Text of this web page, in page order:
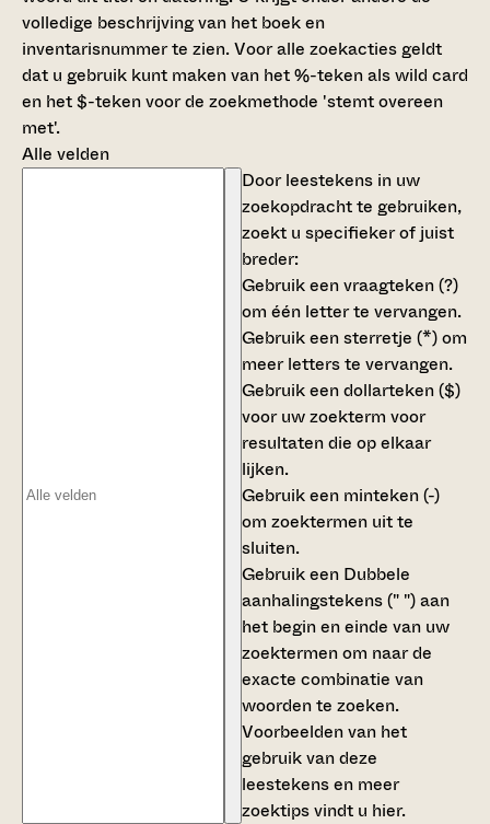
volledige beschrijving van het boek en
inventarisnummer te zien. Voor alle zoekacties geldt
dat u gebruik kunt maken van het %-teken als wild card
en het $-teken voor de zoekmethode 'stemt overeen
met'.
Alle velden
Door leestekens in uw
zoekopdracht te gebruiken,
zoekt u specifieker of juist
breder:
Gebruik eenvraagteken (?)
om één letter te vervangen.
Gebruik eensterretje (*)om
meer letters te vervangen.
Gebruik eendollarteken ($)
voor uw zoekterm voor
resultaten die op elkaar
lijken.
Gebruik een minteken (-)
om zoektermen uit te
sluiten.
Gebruik een Dubbele
aanhalingstekens (" ")aan
het begin en einde van uw
zoektermen om naar de
exacte combinatie van
woorden te zoeken.
Voorbeelden van het
gebruik van deze
leestekens en meer
zoektips vindt u hier.